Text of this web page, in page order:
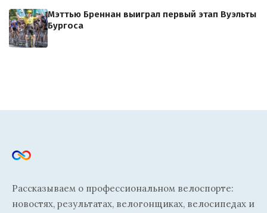
Мэттью Бреннан выиграл первый этап Вуэльты
Бургоса
Рассказываем о профессиональном велоспорте:
новостях, результатах, велогонщиках, велосипедах и